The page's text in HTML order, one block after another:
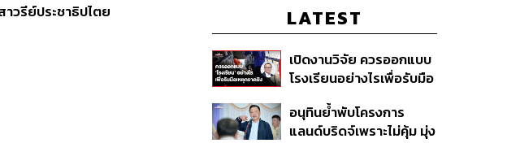
วรีย์ประชาธิปไตย LATEST
เปิดงานวิจัย ควรออกแบบ
โรงเรียนอย่างไรเพื่อรับมือ
อนุทินย้ำพับโครงการ
แลนด์บริดจ์เพราะไม่คุ้ม มุ่ง